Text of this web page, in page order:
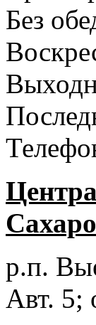
Без
р.п.
Авт. 5;